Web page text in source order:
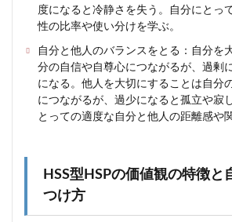
度になると冷静さを失う。自分にとっ
性の比率や使い分けを学ぶ。
自分と他人のバランスをとる：自分を
分の自信や自尊心につながるが、過剰
になる。他人を大切にすることは自分
につながるが、過少になると孤立や寂
とっての適度な自分と他人の距離感や
HSS型HSPの価値観の特徴と
つけ方